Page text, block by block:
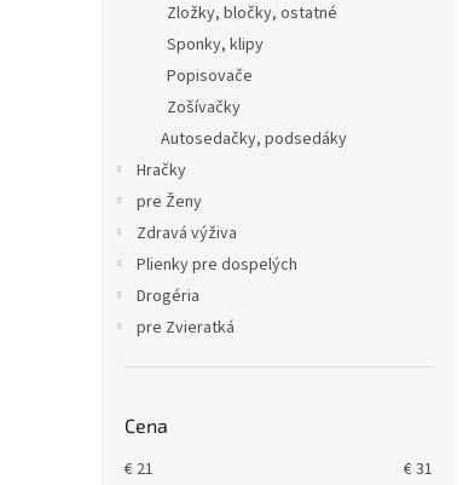
Zložky, bločky, ostatné
Sponky, klipy
Popisovače
Zošívačky
Autosedačky, podsedáky
Hračky
pre Ženy
Zdravá výživa
Plienky pre dospelých
Drogéria
pre Zvieratká
Cena
€ 21 €31